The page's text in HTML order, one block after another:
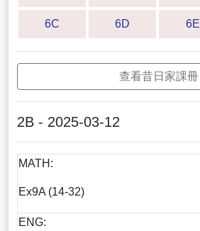
6C 6D 6E
查看昔日家課冊
2B - 2025-03-12
MATH:
Ex9A (14-32)
ENG: